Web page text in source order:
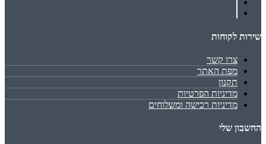
שירות לקוחות
צרו קשר
מפת האתר
תקנון
מדיניות הפרטיות
מדיניות רכישה ומשלוחים
החשבון שלי